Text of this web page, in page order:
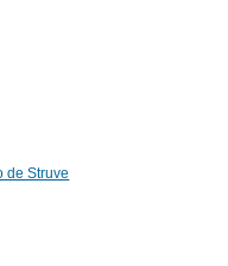
de Struve